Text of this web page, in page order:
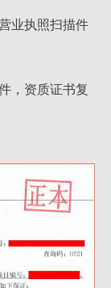
业执照扫描件
，资质证书复